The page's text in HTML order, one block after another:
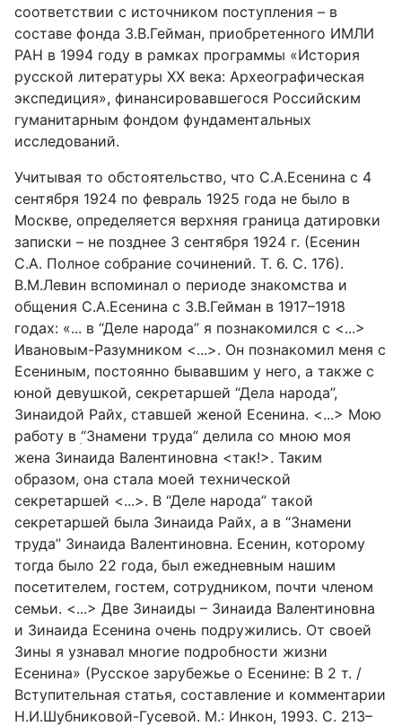
соответствии с источником поступления – в
составе фонда З.В.Гейман, приобретенного ИМЛИ
РАН в 1994 году в рамках программы «История
русской литературы XX века: Археографическая
экспедиция», финансировавшегося Российским
гуманитарным фондом фундаментальных
исследований.
Учитывая то обстоятельство, что С.А.Есенина с 4
сентября 1924 по февраль 1925 года не было в
Москве, определяется верхняя граница датировки
записки – не позднее 3 сентября 1924 г. (Есенин
С.А. Полное собрание сочинений. Т. 6. С. 176).
В.М.Левин вспоминал о периоде знакомства и
общения С.А.Есенина с З.В.Гейман в 1917–1918
годах: «... в “Деле народа” я познакомился с <...>
Ивановым-Разумником <...>. Он познакомил меня с
Есениным, постоянно бывавшим у него, а также с
юной девушкой, секретаршей “Дела народа”,
Зинаидой Райх, ставшей женой Есенина. <...> Мою
работу в ׅ“Знамени труда” делила со мною моя
жена Зинаида Валентиновна <так!>. Таким
образом, она стала моей технической
секретаршей <...>. В “Деле народа” такой
секретаршей была Зинаида Райх, а в “Знамени
труда” Зинаида Валентиновна. Есенин, которому
тогда было 22 года, был ежедневным нашим
посетителем, гостем, сотрудником, почти членом
семьи. <...> Две Зинаиды – Зинаида Валентиновна
и Зинаида Есенина очень подружились. От своей
Зины я узнавал многие подробности жизни
Есенина» (Русское зарубежье о Есенине: В 2 т. /
Вступительная статья, составление и комментарии
Н.И.Шубниковой-Гусевой. М.: Инкон, 1993. С. 213–